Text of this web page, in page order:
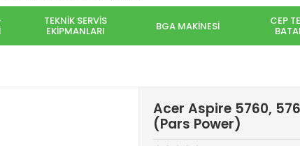
TEKNİK SERVİS
EKİPMANLARI BGA MAKİNESİ CEP
Acer Aspire 5760,
(Pars Power)